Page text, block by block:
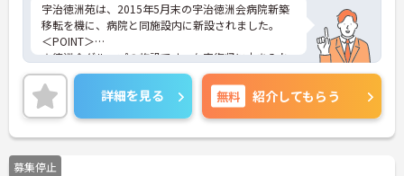
宇治徳洲苑は、2015年5月末の宇治徳洲会病院新築
移転を機に、病院と同施設内に新設されました。
＜POINT＞
★徳洲会グループの施設です。在宅復帰に力を入れ
ている老健。
★設内は明るく、設備も整っており、清潔感もあり
キレイな施設です。
★院内に付属している為、病院・他職種との連携も
盛んで取りやすく、レベルが高く学べる環境下で働
けます！
詳細を見る 無料 紹介してもらう
募集停止